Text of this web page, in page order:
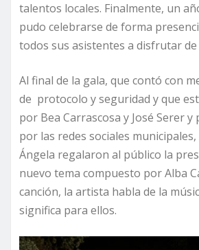
talentos locales. Finalmente, un
pudo celebrarse de forma
todos sus asistentes a disfrutar de
Al final de la gala, que contó con
de protocolo y seguridad y que
por Bea Carrascosa y José Serer
por las redes sociales
Ángela regalaron al público la
nuevo tema compuesto por Alba
canción, la artista habla de la
significa para ellos.